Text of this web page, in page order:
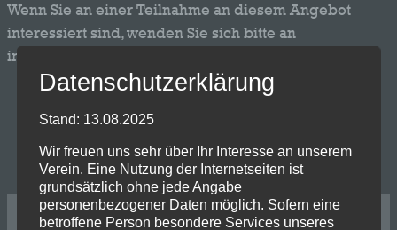
Wenn Sie an einer Teilnahme an diesem Angebot
interessiert sind, wenden Sie sich bitte an
info@vfrwellensiek.de.
Datenschutzerklärung
Stand: 13.08.2025
Wir freuen uns sehr über Ihr Interesse an unserem
Verein. Eine Nutzung der Internetseiten ist
grundsätzlich ohne jede Angabe
personenbezogener Daten möglich. Sofern eine
betroffene Person besondere Services unseres